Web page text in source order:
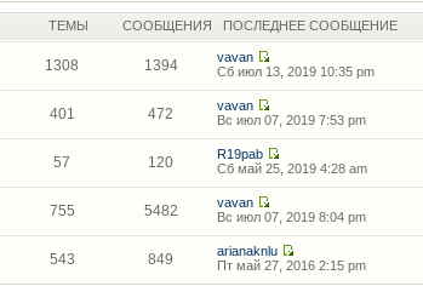
ТЕМЫ СООБЩЕНИЯ ПОСЛЕДНЕЕ СООБЩЕНИЕ
1308 1394
vavan
Сб июл 13, 2019 10:35 pm
401 472
vavan
Вс июл 07, 2019 7:53 pm
57 120
R19pab
Сб май 25, 2019 4:28 am
755 5482
vavan
Вс июл 07, 2019 8:04 pm
543 849
arianaknlu
Пт май 27, 2016 2:15 pm